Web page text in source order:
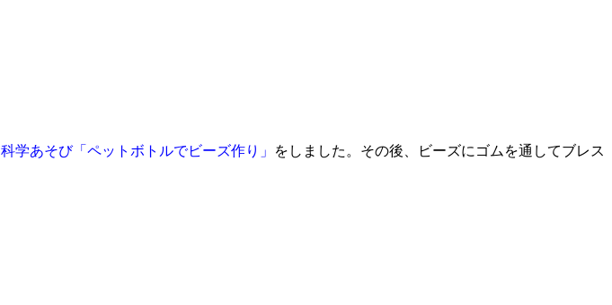
科学あそび「ペットボトルでビーズ作り」
をしました。その後、ビーズにゴムを通してブレス